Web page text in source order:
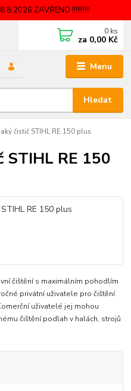
ZAVŘENO !!!!!!!!!!
Menu
Hledat
0 ks
za 0,00 Kč
čistič STIHL RE 150 plus
RE 150
čištění s maximálním pohodlím
privátní uživatele pro čištění
uživatelé jej mohou
čištění podlah v halách, strojů